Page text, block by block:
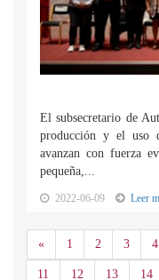
El subsecretario de
producción y el uso
avanzan con fuerza
pequeña,...
2022-06-09 Leer
«Anterior
1 2 3 4
11 12 13 14